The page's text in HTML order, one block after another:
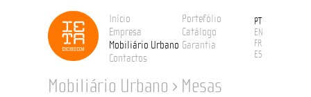
Início
Portefólio
Empresa
Catálogo
Mobiliário Urbano Garantia
Contactos
Mobiliário Urbano › Mesas
PT
EN
FR
ES